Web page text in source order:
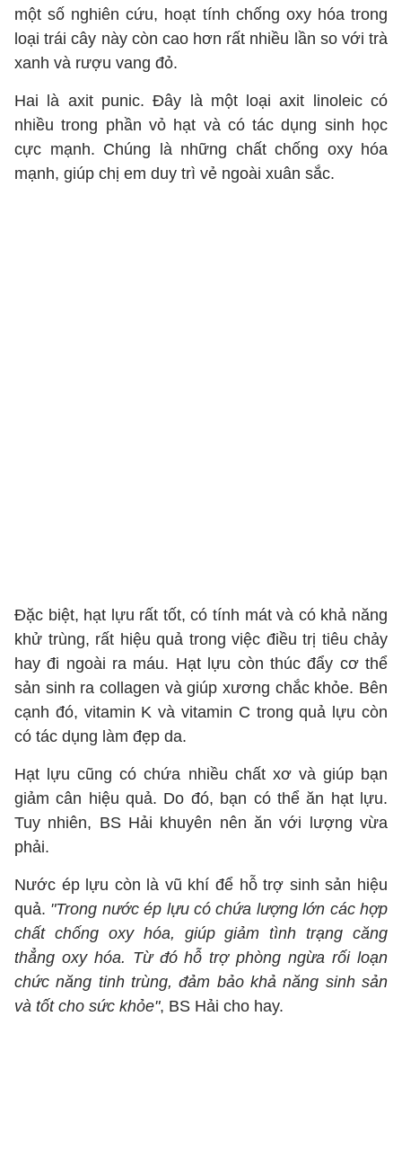
một số nghiên cứu, hoạt tính chống oxy hóa trong
loại trái cây này còn cao hơn rất nhiều lần so với trà
xanh và rượu vang đỏ.
Hai là axit punic. Đây là một loại axit linoleic có
nhiều trong phần vỏ hạt và có tác dụng sinh học
cực mạnh. Chúng là những chất chống oxy hóa
mạnh, giúp chị em duy trì vẻ ngoài xuân sắc.
Đặc biệt, hạt lựu rất tốt, có tính mát và có khả năng
khử trùng, rất hiệu quả trong việc điều trị tiêu chảy
hay đi ngoài ra máu. Hạt lựu còn thúc đẩy cơ thể
sản sinh ra collagen và giúp xương chắc khỏe. Bên
cạnh đó, vitamin K và vitamin C trong quả lựu còn
có tác dụng làm đẹp da.
Hạt lựu cũng có chứa nhiều chất xơ và giúp bạn
giảm cân hiệu quả. Do đó, bạn có thể ăn hạt lựu.
Tuy nhiên, BS Hải khuyên nên ăn với lượng vừa
phải.
Nước ép lựu còn là vũ khí để hỗ trợ sinh sản hiệu
quả. "Trong nước ép lựu có chứa lượng lớn các hợp
chất chống oxy hóa, giúp giảm tình trạng căng
thẳng oxy hóa. Từ đó hỗ trợ phòng ngừa rối loạn
chức năng tinh trùng, đảm bảo khả năng sinh sản
và tốt cho sức khỏe", BS Hải cho hay.